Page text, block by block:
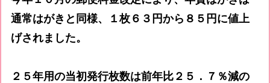
通常はがきと同様、１枚６３円から８５円に値上
げされました。
２５年用の当初発行枚数は前年比２５．７％減の